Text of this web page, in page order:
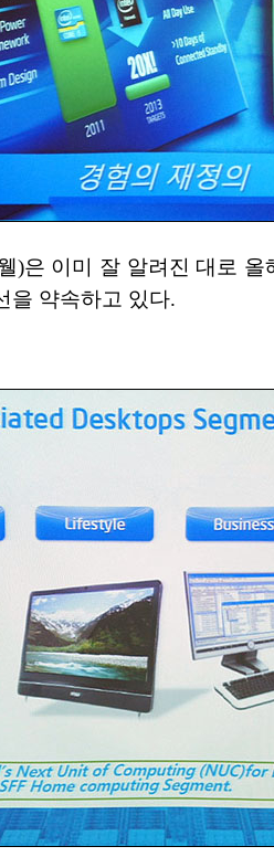
)은 이미 잘 알려진 대로
을 약속하고 있다.